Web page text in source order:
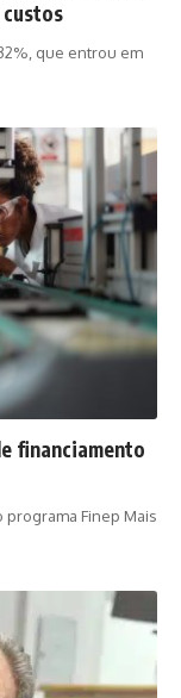
que entrou em
financiamento
Finep Mais